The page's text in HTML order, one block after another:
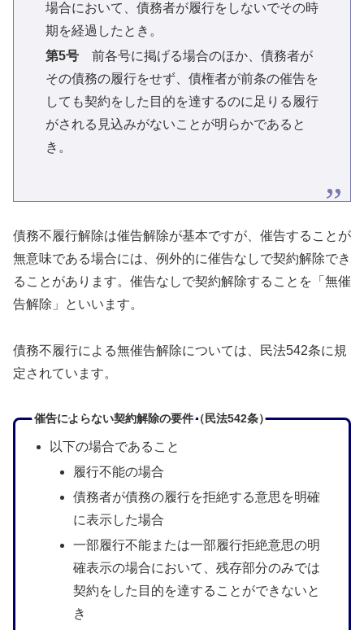
場合において、債務者が履行をしないでその時
期を経過したとき。
第5号前各号に掲げる場合のほか、債務者が
その債務の履行をせず、債権者が前条の催告を
しても契約をした目的を達するのに足りる履行
がされる見込みがないことが明らかであると
き。
債務不履行解除は催告解除が基本ですが、催告することが
無意味である場合には、例外的に催告なしで契約解除でき
ることがあります。催告なしで契約解除することを「無催
告解除」といいます。
債務不履行による無催告解除については、民法542条に規
定されています。
催告によらない契約解除の要件（民法542条）
以下の場合であること
履行不能の場合
債務者が債務の履行を拒絶する意思を明確
に表示した場合
一部履行不能または一部履行拒絶意思の明
確表示の場合において、残存部分のみでは
契約をした目的を達することができないと
き